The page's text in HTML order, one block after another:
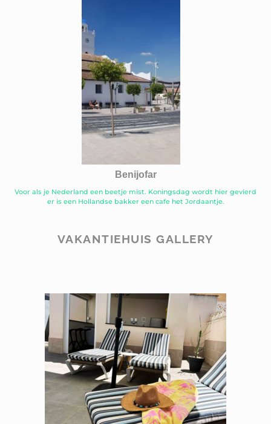
Benijofar
Voor als je Nederland een beetje mist. Koningsdag wordt hier gevierd
er is een Hollandse bakker een cafe het Jordaantje.
VAKANTIEHUIS GALLERY